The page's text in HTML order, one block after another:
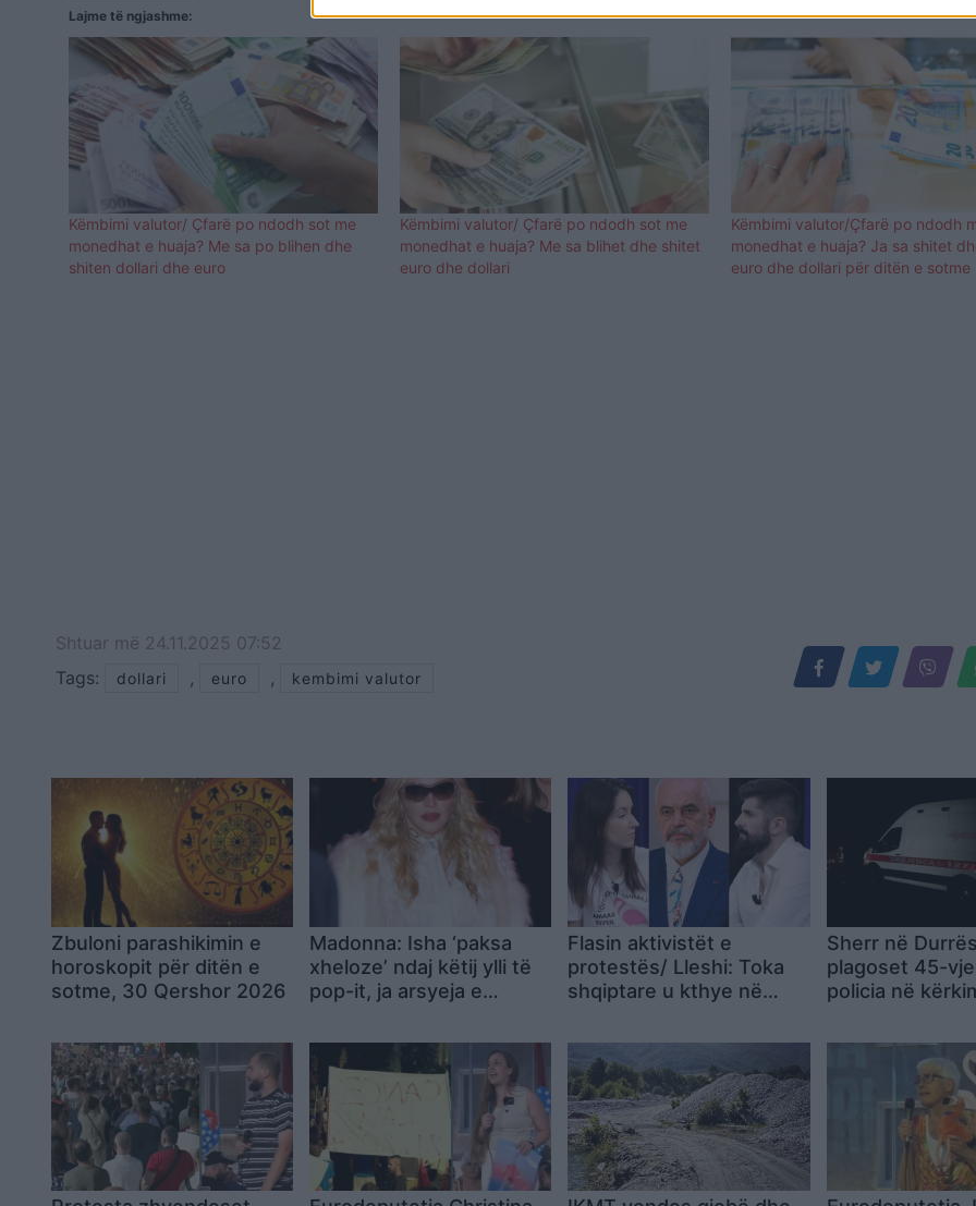
Lajme të ngjashme:
Këmbimi valutor/ Çfarë po ndodh sot me
monedhat e huaja? Me sa po blihen dhe
shiten dollari dhe euro
Këmbimi valutor/ Ҫfarë po ndodh sot me
monedhat e huaja? Me sa blihet dhe shitet
euro dhe dollari
Këmbimi valutor/Çfarë po ndodh
monedhat e huaja? Ja sa shitet
euro dhe dollari për ditën e sotme
Shtuar më 24.11.2025 07:52
Tags:
dollari , euro , kembimi valutor
Zbuloni parashikimin e
horoskopit për ditën e
sotme, 30 Qershor 2026
Madonna: Isha ‘paksa
xheloze’ ndaj këtij ylli të
pop-it, ja arsyeja e
Flasin aktivistët e
protestës/ Lleshi: Toka
shqiptare u kthye në
na trajton si njerëz me
bisht
Sherr në
plagoset 45-
policia në